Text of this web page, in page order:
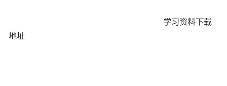
学习资料下载
地址